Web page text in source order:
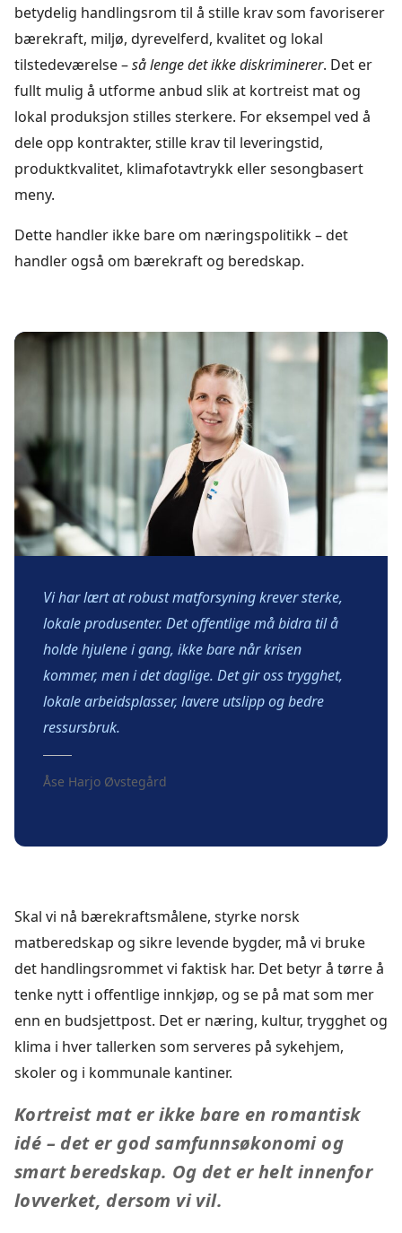
betydelig handlingsrom til å stille krav som favoriserer
bærekraft, miljø, dyrevelferd, kvalitet og lokal
tilstedeværelse –så lenge det ikke diskriminerer. Det er
fullt mulig å utforme anbud slik at kortreist mat og
lokal produksjon stilles sterkere. For eksempel ved å
dele opp kontrakter, stille krav til leveringstid,
produktkvalitet, klimafotavtrykk eller sesongbasert
meny.
Dette handler ikke bare om næringspolitikk – det
handler også om bærekraft og beredskap.
Vi har lært at robust matforsyning krever sterke,
lokale produsenter. Det offentlige må bidra til å
holde hjulene i gang, ikke bare når krisen
kommer, men i det daglige. Det gir oss trygghet,
lokale arbeidsplasser, lavere utslipp og bedre
ressursbruk.
Åse Harjo Øvstegård
Skal vi nå bærekraftsmålene, styrke norsk
matberedskap og sikre levende bygder, må vi bruke
det handlingsrommet vi faktisk har. Det betyr å tørre å
tenke nytt i offentlige innkjøp, og se på mat som mer
enn en budsjettpost. Det er næring, kultur, trygghet og
klima i hver tallerken som serveres på sykehjem,
skoler og i kommunale kantiner.
Kortreist mat er ikke bare en romantisk
idé – det er god samfunnsøkonomi og
smart beredskap. Og det er helt innenfor
lovverket, dersom vi vil.